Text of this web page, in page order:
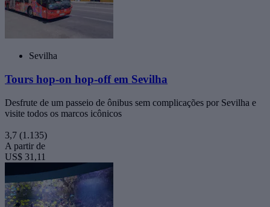
Sevilha
Tours hop-on hop-off em Sevilha
Desfrute de um passeio de ônibus sem complicações por Sevilha e
visite todos os marcos icônicos
3,7 (1.135)
A partir de
US$ 31,11